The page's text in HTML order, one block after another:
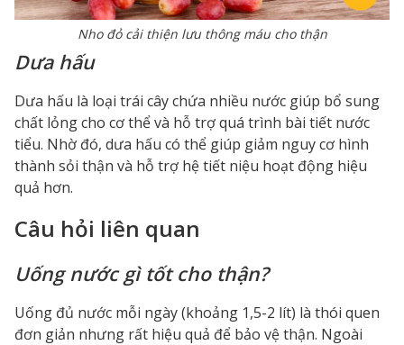
Nho đỏ cải thiện lưu thông máu cho thận
Dưa hấu
Dưa hấu là loại trái cây chứa nhiều nước giúp bổ sung
chất lỏng cho cơ thể và hỗ trợ quá trình bài tiết nước
tiểu. Nhờ đó, dưa hấu có thể giúp giảm nguy cơ hình
thành sỏi thận và hỗ trợ hệ tiết niệu hoạt động hiệu
quả hơn.
Câu hỏi liên quan
Uống nước gì tốt cho thận?
Uống đủ nước mỗi ngày (khoảng 1,5-2 lít) là thói quen
đơn giản nhưng rất hiệu quả để bảo vệ thận. Ngoài